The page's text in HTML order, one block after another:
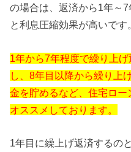
の場合は、返済から1年～
と利息圧縮効果が高いです
1年から7年程度で繰り上
し、8年目以降から繰り上
金を貯めるなど、住宅ロ
オススメしております。
1年目に繰上げ返済するの